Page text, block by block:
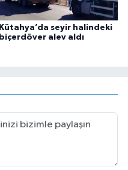
Kütahya’da seyir halindeki
biçerdöver alev aldı